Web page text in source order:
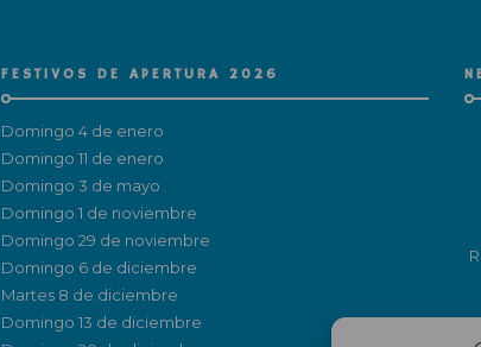
FESTIVOS DE APERTURA 2026
Domingo 4 de enero
Domingo 11 de enero
Domingo 3 de mayo
Domingo 1 de noviembre
Domingo 29 de noviembre
Domingo 6 de diciembre
Martes 8 de diciembre
Domingo 13 de diciembre